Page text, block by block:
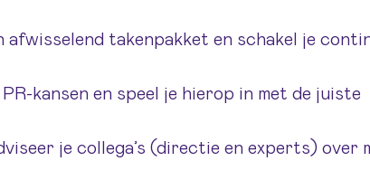
afwisselend takenpakket en schakel je
kansen en speel je hierop in met de juiste
je collega’s (directie en experts) over